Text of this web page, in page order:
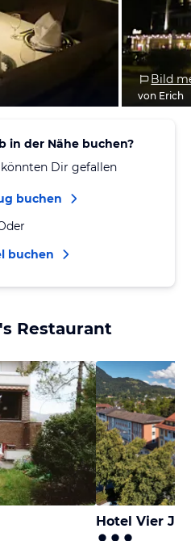
Bild
von Erich
in der Nähe buchen?
Dir gefallen
buchen
buchen
Restaurant
Hotel Vier